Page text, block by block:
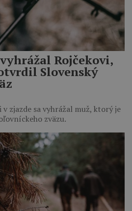
Rojčekovi,
Slovenský
zjazde sa vyhrážal muž, ktorý je
zväzu.